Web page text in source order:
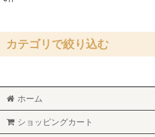
並び順:
カテゴリで絞り込む
ABARTH/FIAT
ALFAROMEO
ホーム
ショッピングカート